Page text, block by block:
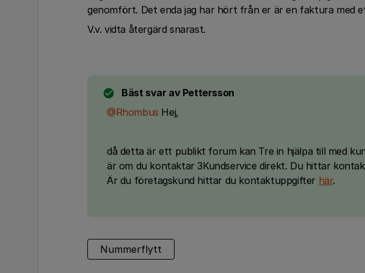
genomfört. Det enda jag har hört från er är en faktura med
V.v. vidta återgärd snarast.
Bäst svar av Pettersson
@Rhombus Hej,
då detta är ett publikt forum kan Tre in hjälpa till med
är om du kontaktar 3Kundservice direkt. Du hittar
Är du företagskund hittar du kontaktuppgifter här.
Nummerflytt